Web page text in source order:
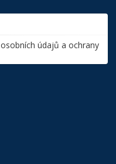
údajů a ochrany